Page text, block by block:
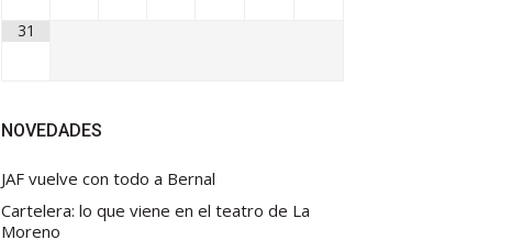
31
NOVEDADES
JAF vuelve con todo a Bernal
Cartelera: lo que viene en el teatro de La
Moreno